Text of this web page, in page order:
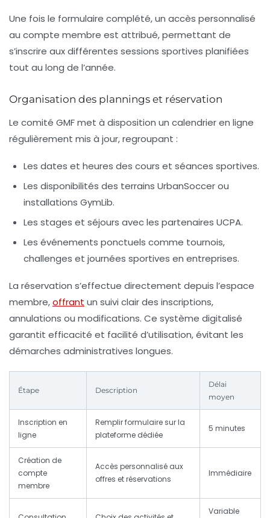
Une fois le formulaire complété, un accès personnalisé
au compte membre est attribué, permettant de
s’inscrire aux différentes sessions sportives planifiées
tout au long de l’année.
Organisation des plannings et réservation
Le comité GMF met à disposition un calendrier en ligne
régulièrement mis à jour, regroupant :
Les dates et heures des cours et séances sportives.
Les disponibilités des terrains UrbanSoccer ou
installations GymLib.
Les stages et séjours avec les partenaires UCPA.
Les événements ponctuels comme tournois,
challenges et journées sportives en entreprises.
La réservation s’effectue directement depuis l’espace
membre,offrant un suivi clair des inscriptions,
annulations ou modifications. Ce système digitalisé
garantit efficacité et facilité d’utilisation, évitant les
démarches administratives longues.
Étape Description
Délai
moyen
Inscription en
ligne
Remplir formulaire sur la
plateforme dédiée
5 minutes
Création de
compte
membre
Accès personnalisé aux
offres et réservations
Immédiaire
Variable